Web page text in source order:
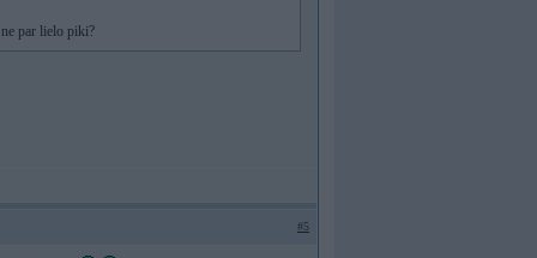
par lielo piki?
#5